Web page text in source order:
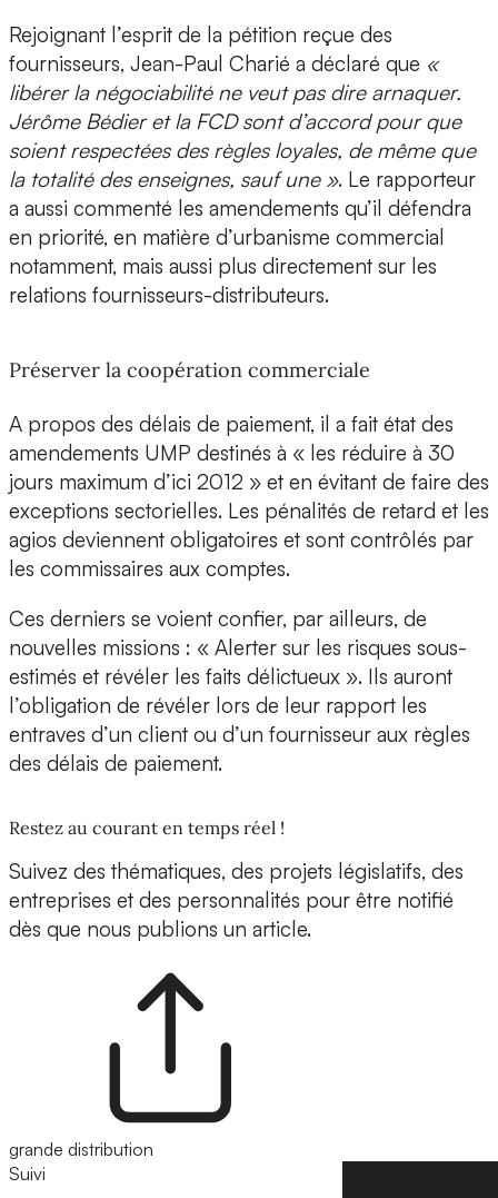
Rejoignant l’esprit de la pétition reçue des
fournisseurs, Jean-Paul Charié a déclaré que «
libérer la négociabilité ne veut pas dire arnaquer.
Jérôme Bédier et la FCD sont d’accord pour que
soient respectées des règles loyales, de même que
la totalité des enseignes, sauf une ». Le rapporteur
a aussi commenté les amendements qu’il défendra
en priorité, en matière d’urbanisme commercial
notamment, mais aussi plus directement sur les
relations fournisseurs-distributeurs.
Préserver la coopération commerciale
A propos des délais de paiement, il a fait état des
amendements UMP destinés à « les réduire à 30
jours maximum d’ici 2012 » et en évitant de faire des
exceptions sectorielles. Les pénalités de retard et les
agios deviennent obligatoires et sont contrôlés par
les commissaires aux comptes.
Ces derniers se voient confier, par ailleurs, de
nouvelles missions : « Alerter sur les risques sous-
estimés et révéler les faits délictueux ». Ils auront
l’obligation de révéler lors de leur rapport les
entraves d’un client ou d’un fournisseur aux règles
des délais de paiement.
Restez au courant en temps réel !
Suivez des thématiques, des projets législatifs, des
entreprises et des personnalités pour être notifié
dès que nous publions un article.
grande distribution
Suivi